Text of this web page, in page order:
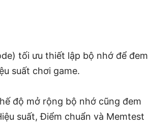
tối ưu thiết lập bộ nhớ để đem
suất chơi game.
độ mở rộng bộ nhớ cũng đem
suất, Điểm chuẩn và Memtest